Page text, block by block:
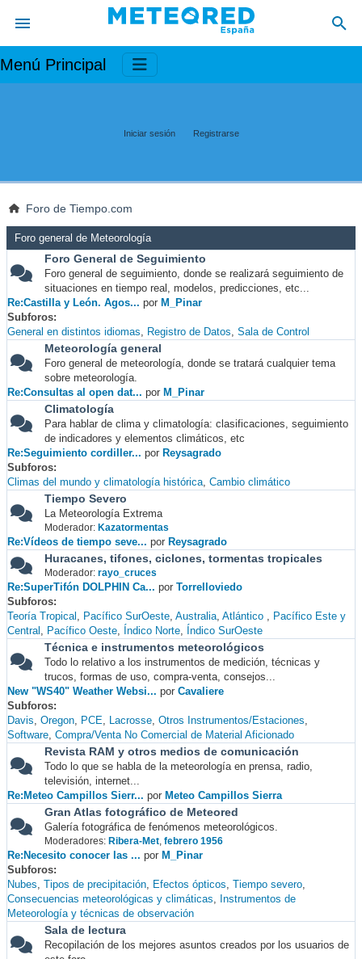
Menú Principal
Iniciar sesión Registrarse
Foro de Tiempo.com
Foro general de Meteorología
Foro General de Seguimiento
Foro general de seguimiento, donde se realizará seguimiento de
situaciones en tiempo real, modelos, predicciones, etc...
Re:Castilla y León. Agos... por M_Pinar
Subforos
General en distintos idiomas
Registro de Datos Sala de Control
Meteorología general
Foro general de meteorología, donde se tratará cualquier tema
sobre meteorología.
Re:Consultas al open dat... por M_Pinar
Climatología
Para hablar de clima y climatología: clasificaciones, seguimiento
de indicadores y elementos climáticos, etc
Re:Seguimiento cordiller... por Reysagrado
Subforos
Climas del mundo y climatología histórica Cambio climático
Tiempo Severo
La Meteorología Extrema
Moderador: Kazatormentas
Re:Vídeos de tiempo seve... por Reysagrado
Huracanes, tifones, ciclones, tormentas tropicales
Moderador: rayo_cruces
Re:SuperTifón DOLPHIN Ca... por Torrelloviedo
Subforos
Teoría Tropical
Pacífico SurOeste Australia Atlántico
Pacífico Este y
Central
Pacífico Oeste Índico Norte Índico SurOeste
Técnica e instrumentos meteorológicos
Todo lo relativo a los instrumentos de medición, técnicas y
trucos, formas de uso, compra-venta, consejos...
New "WS40" Weather Websi... por Cavaliere
Subforos
Davis Oregon PCE Lacrosse Otros Instrumentos/Estaciones
Software Compra/Venta No Comercial de Material Aficionado
Revista RAM y otros medios de comunicación
Todo lo que se habla de la meteorología en prensa, radio,
televisión, internet...
Re:Meteo Campillos Sierr... por Meteo Campillos Sierra
Gran Atlas fotográfico de Meteored
Galería fotográfica de fenómenos meteorológicos.
Moderadores: Ribera-Met, febrero 1956
Re:Necesito conocer las ... por M_Pinar
Subforos
Nubes Tipos de precipitación Efectos ópticos Tiempo severo
Consecuencias meteorológicas y climáticas
Instrumentos de
Meteorología y técnicas de observación
Sala de lectura
Recopilación de los mejores asuntos creados por los usuarios de